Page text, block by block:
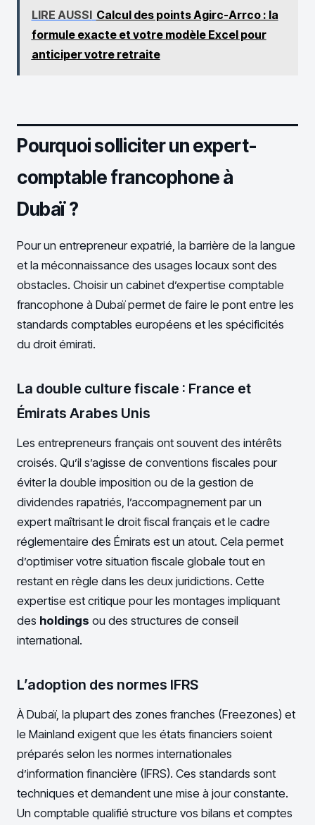
LIRE AUSSI Calcul des points Agirc-Arrco : la
formule exacte et votre modèle Excel pour
anticiper votre retraite
Pourquoi solliciter un expert-
comptable francophone à
Dubaï ?
Pour un entrepreneur expatrié, la barrière de la langue
et la méconnaissance des usages locaux sont des
obstacles. Choisir un cabinet d’expertise comptable
francophone à Dubaï permet de faire le pont entre les
standards comptables européens et les spécificités
du droit émirati.
La double culture fiscale : France et
Émirats Arabes Unis
Les entrepreneurs français ont souvent des intérêts
croisés. Qu’il s’agisse de conventions fiscales pour
éviter la double imposition ou de la gestion de
dividendes rapatriés, l’accompagnement par un
expert maîtrisant le droit fiscal français et le cadre
réglementaire des Émirats est un atout. Cela permet
d’optimiser votre situation fiscale globale tout en
restant en règle dans les deux juridictions. Cette
expertise est critique pour les montages impliquant
des holdings ou des structures de conseil
international.
L’adoption des normes IFRS
À Dubaï, la plupart des zones franches (Freezones) et
le Mainland exigent que les états financiers soient
préparés selon les normes internationales
d’information financière (IFRS). Ces standards sont
techniques et demandent une mise à jour constante.
Un comptable qualifié structure vos bilans et comptes